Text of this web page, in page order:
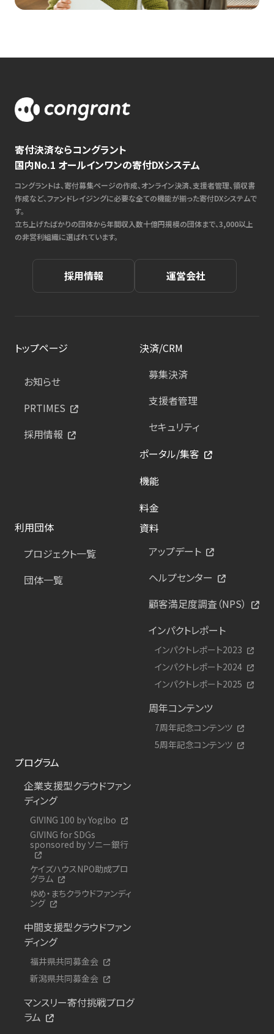
寄付決済ならコングラント
国内No.1 オールインワンの寄付DXシステム
コングラントは、寄付募集ページの作成、オンライン決済、支援者管理、領収書
作成など、ファンドレイジングに必要な全ての機能が揃った寄付DXシステムで
す。
立ち上げたばかりの団体から年間収入数十億円規模の団体まで、3,000以上
の非営利組織に選ばれています。
採用情報 運営会社
トップページ
お知らせ
PRTIMES
採用情報
決済/CRM
募集決済
支援者管理
セキュリティ
ポータル/集客
機能
料金
利用団体
プロジェクト一覧
団体一覧
資料
アップデート
ヘルプセンター
顧客満足度調査（NPS）
インパクトレポート
インパクトレポート2023
インパクトレポート2024
インパクトレポート2025
周年コンテンツ
7周年記念コンテンツ
5周年記念コンテンツ
プログラム
企業支援型クラウドファン
ディング
GIVING 100 by Yogibo
GIVING for SDGs
sponsored by ソニー銀行
ケイズハウスNPO助成プロ
グラム
ゆめ・まちクラウドファンディ
ング
中間支援型クラウドファン
ディング
福井県共同募金会
新潟県共同募金会
マンスリー寄付挑戦プログ
ラム